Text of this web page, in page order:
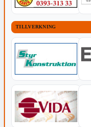
TILLVERKNING